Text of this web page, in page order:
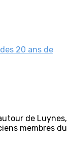
20 ans de
de Luynes,
membres du